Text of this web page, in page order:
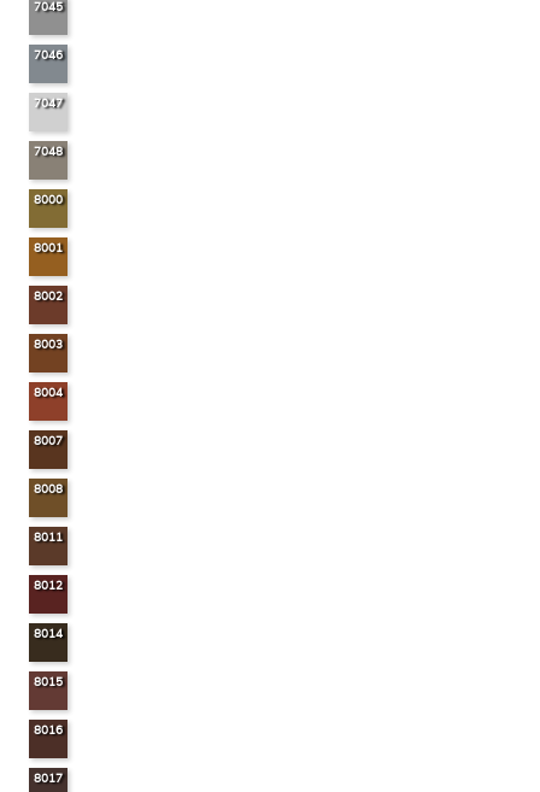
7045
7046
7047
7048
8000
8001
8002
8003
8004
8007
8008
8011
8012
8014
8015
8016
8017